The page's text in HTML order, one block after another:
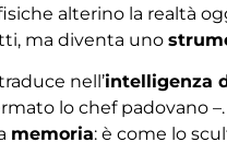
alterino la realtà
ma diventa uno
nell’intelligenza
lo chef padovano
memoria: è come lo